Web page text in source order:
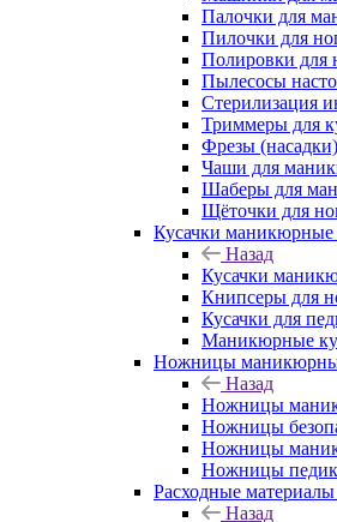
Палочки для
Пилочки для
Полировки для
Пылесосы
Стерилизация
Триммеры для
Фрезы (насадки)
Чаши для
Шаберы для
Щёточки для
Кусачки
Назад
Кусачки
Книпсеры для
Кусачки для
Маникюрные
Ножницы
Назад
Ножницы
Ножницы
Ножницы
Ножницы
Расходные материалы
Назад